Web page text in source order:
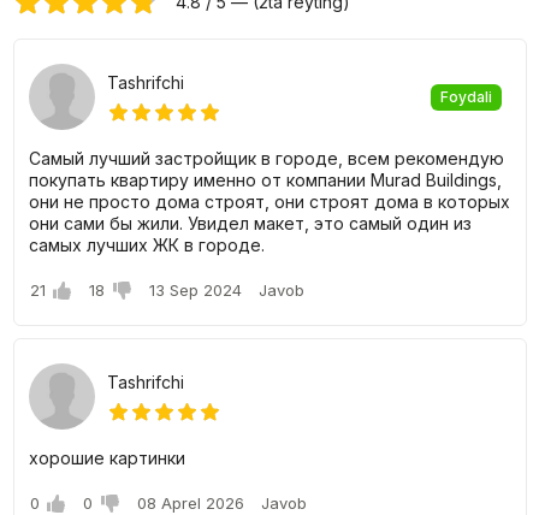
xususiy hovli maydonlarini tashkil etuvchi rang-barang
yurish yo'llari bilan birlashtiriladi. Majmuaning hovli maydoni
bo'ladi
qulay dam olish uchun taqdim etilgan bir nechta funktsional
zonalarga bo'lingan
barcha yoshdagi aholi.
O'simliklarning ko'pligi hovlini to'liq parkga aylantiradi. Hovli
tanlangan daraxtlar va butalar mavsumdan mavsumga chiroyli
tarzda o'zgaradi.
Tashrifchi
Foydali
Самый лучший застройщик в городе, всем рекомендую
покупать квартиру именно от компании Murad Buildings,
они не просто дома строят, они строят дома в которых
они сами бы жили. Увидел макет, это самый один из
самых лучших ЖК в городе.
21 18 13 Sep 2024 Javob
Tashrifchi
хорошие картинки
0 0 08 Aprel 2026 Javob